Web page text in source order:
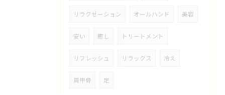
リラクゼーション オールハンド 美容
安い 癒し トリートメント
リフレッシュ リラックス 冷え
肩甲骨 足